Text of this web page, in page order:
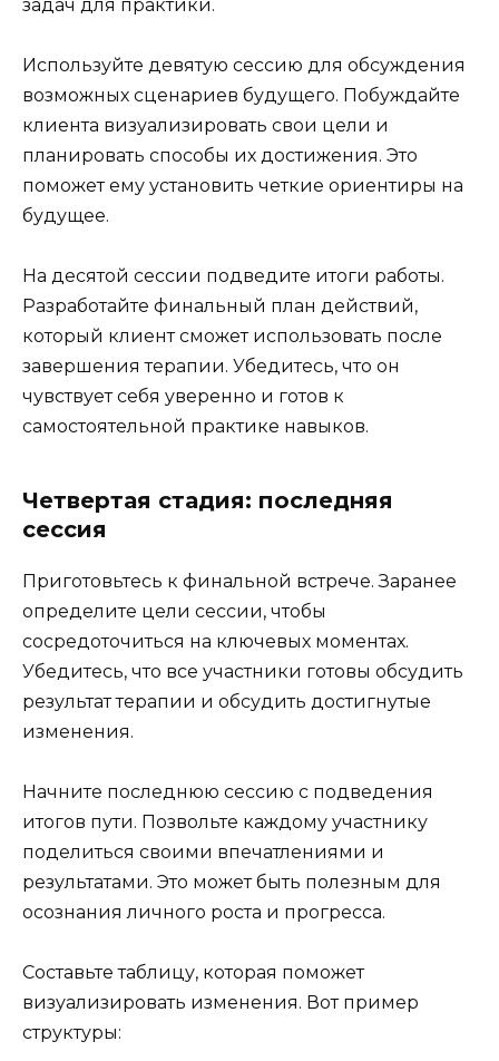
задач для практики.
Используйте девятую сессию для обсуждения
возможных сценариев будущего. Побуждайте
клиента визуализировать свои цели и
планировать способы их достижения. Это
поможет ему установить четкие ориентиры на
будущее.
На десятой сессии подведите итоги работы.
Разработайте финальный план действий,
который клиент сможет использовать после
завершения терапии. Убедитесь, что он
чувствует себя уверенно и готов к
самостоятельной практике навыков.
Четвертая стадия: последняя
сессия
Приготовьтесь к финальной встрече. Заранее
определите цели сессии, чтобы
сосредоточиться на ключевых моментах.
Убедитесь, что все участники готовы обсудить
результат терапии и обсудить достигнутые
изменения.
Начните последнюю сессию с подведения
итогов пути. Позвольте каждому участнику
поделиться своими впечатлениями и
результатами. Это может быть полезным для
осознания личного роста и прогресса.
Составьте таблицу, которая поможет
визуализировать изменения. Вот пример
структуры: